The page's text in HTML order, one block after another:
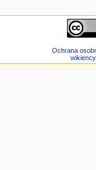
Ochrana